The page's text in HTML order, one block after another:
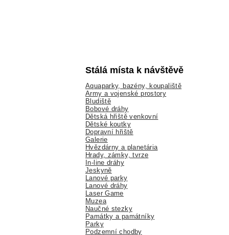
Stálá místa k návštěvě
Aquaparky, bazény, koupaliště
Army a vojenské prostory
Bludiště
Bobové dráhy
Dětská hřiště venkovní
Dětské koutky
Dopravní hřiště
Galerie
Hvězdárny a planetária
Hrady, zámky, tvrze
In-line dráhy
Jeskyně
Lanové parky
Lanové dráhy
Laser Game
Muzea
Naučné stezky
Památky a památníky
Parky
Podzemní chodby